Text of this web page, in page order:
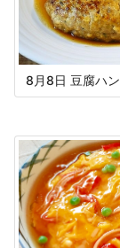
8月8日 豆腐ハ